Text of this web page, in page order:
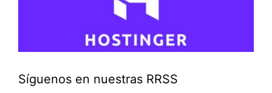
Síguenos en nuestras RRSS